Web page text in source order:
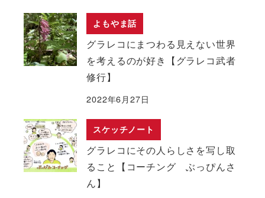
よもやま話
グラレコにまつわる見えない世界
を考えるのが好き【グラレコ武者
修行】
2022年6月27日
スケッチノート
グラレコにその人らしさを写し取
ること【コーチング ぶっぴんさ
ん】